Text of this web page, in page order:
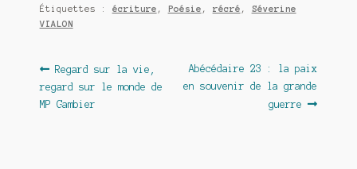
Étiquettes : écriture , Poésie , récré , Séverine
VIALON
Navigation
de
Article
précédent :
Regard sur la vie,
regard sur le monde de
MP Gambier
Article
suivant :
Abécédaire 23 : la paix
en souvenir de la grande
guerre